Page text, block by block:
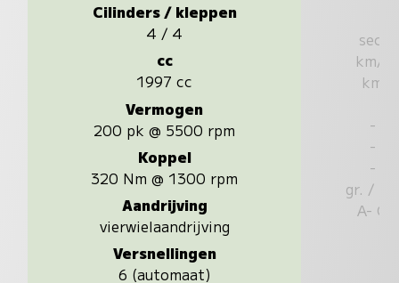
Cilinders / kleppen
4 / 4
cc
1997 cc
Vermogen
200 pk @ 5500 rpm
Koppel
320 Nm @ 1300 rpm
Aandrijving
vierwielaandrijving
Versnellingen
6 (automaat)
sec.
km/u
km
-
-
-
gr. / km
A- G